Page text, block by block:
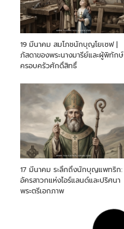
19 มีนาคม สมโภชนักบุญโยเซฟ |
ภัสดาของพระนางมารีย์และผู้พิทักษ์
ครอบครัวศักดิ์สิทธิ์
17 มีนาคม ระลึกถึงนักบุญแพทริก:
อัครสาวกแห่งไอร์แลนด์และปริศนา
พระตรีเอกภาพ